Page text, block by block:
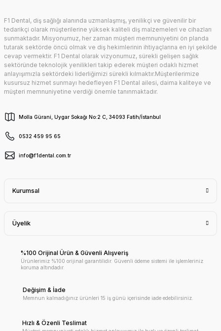
F1 Dental, diş sağlığı alanında uzmanlaşmış, yenilikçi ve güvenilir bir
tedarikçi olarak müşterilerine yüksek kaliteli diş malzemeleri ve cihazları
sunmaktadır. Misyonumuz, her zaman müşteri memnuniyetini ön planda
tutarak sektörde öncü olmak ve diş hekimlerinin ihtiyaçlarına en iyi şekilde
cevap vermektir. F1 Dental olarak vizyonumuz, sürekli gelişen sağlık
sektöründe teknolojik yenilikleri takip ederek müşteri odaklı hizmet
anlayışımızla sektördeki liderliğimizi sürekli kılmaktır.Müşterilerimize
kusursuz hizmet sunmayı hedefleyen F1 Dental ailesi, daima kaliteye ve
müşteri memnuniyetine verdiği önemle tanınmaktadır.
Molla Gürani, Uygar Sokağı No:2 C, 34093 Fatih/İstanbul
0532 459 95 65
info@f1dental.com.tr
Kurumsal
Üyelik
%100 Orijinal Ürün & Güvenli Alışveriş
Ürünlerimiz %100 orijinal garantilidir. Güvenli ödeme sistemi ile işlemleriniz
koruma altındadır.
Değişim & İade
Memnun kalmadığınız ürünleri 15 iş günü içerisinde iade edebilirsiniz.
Hızlı & Özenli Teslimat